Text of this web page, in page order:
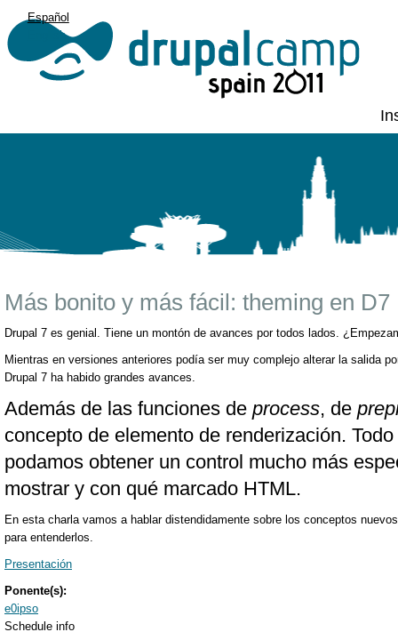
Español
English
Más bonito y más fácil: theming en D7
Drupal 7 es genial. Tiene un montón de avances por todos lados.
Mientras en versiones anteriores podía ser muy complejo alterar la salida
Drupal 7 ha habido grandes avances.
Además de las funciones de process, de
concepto de elemento de renderización.
podamos obtener un control mucho más
mostrar y con qué marcado HTML.
En esta charla vamos a hablar distendidamente sobre los conceptos
para entenderlos.
Presentación
Ponente(s):
e0ipso
Schedule info